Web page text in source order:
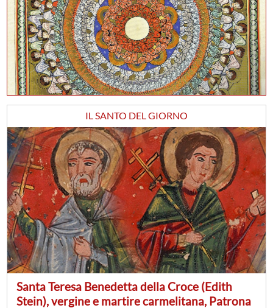
IL SANTO DEL GIORNO
Santa Teresa Benedetta della Croce (Edith
Stein), vergine e martire carmelitana, Patrona